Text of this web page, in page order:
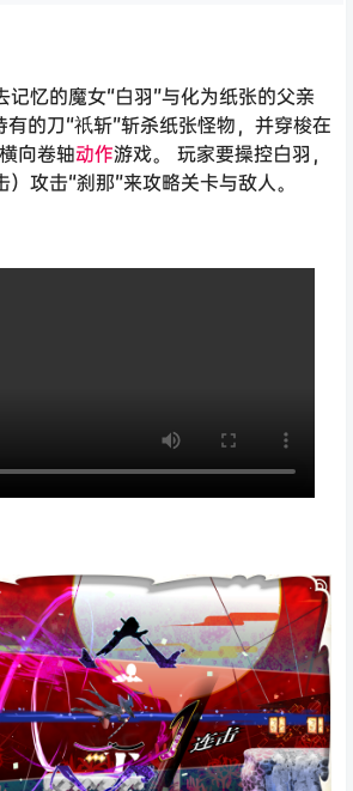
记忆的魔女“白羽”与化为纸张的父亲
有的刀“祇斩”斩杀纸张怪物，并穿梭在
向卷轴动作游戏。 玩家要操控白羽，
攻击“刹那”来攻略关卡与敌人。